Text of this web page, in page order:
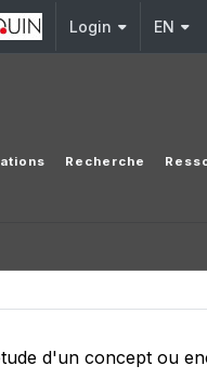
Login EN
Recherche
d'un concept ou